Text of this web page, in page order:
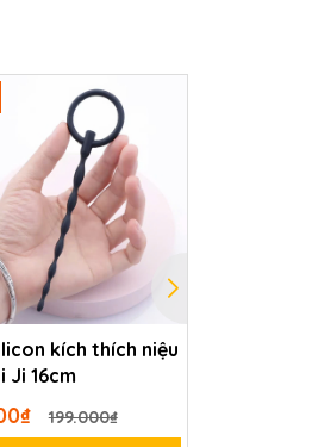
kích thích niệu
Ji 16cm
199.000₫